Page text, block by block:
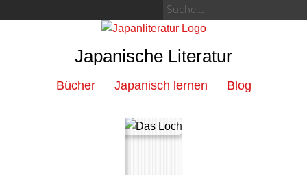
Japanische Literatur
Bücher Japanisch lernen Blog